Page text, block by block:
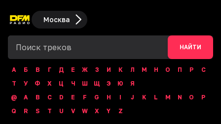
Москва
НАЙТИ
А Б В Г Д Е Ж З И К Л М Н О П Р
С
Т
У Ф Х Ц Ч Ш Щ Э Ю
Я
@
A B C D E F G H I J K L M N O
P
Q
R S T U V W X Y Z